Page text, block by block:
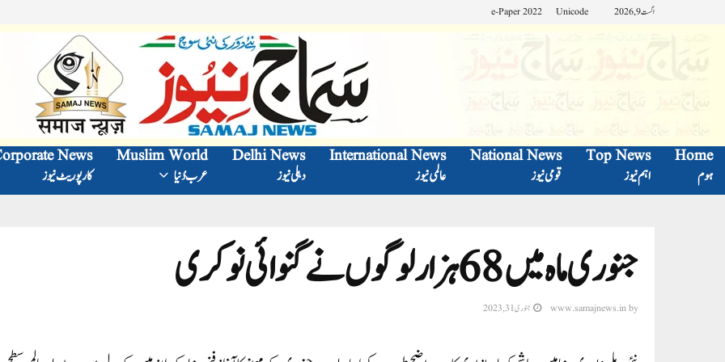
اگست 9, 2026 Unicode
e-Paper 2022
Home
ہوم
Top News
اہم نیوز
National News
قومی نیوز
International News
عالمی نیوز
Delhi News
دہلی نیوز
Muslim World
عرب دُنیا
News
کارپوریٹ نیوز
جنوری ماہ میں 68 ہزار لوگوں نے گنوائی نوکری
by
www.samajnews.in جنوری 31, 2023